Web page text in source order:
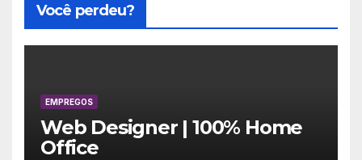
Você perdeu?
EMPREGOS
Web Designer | 100% Home
Office